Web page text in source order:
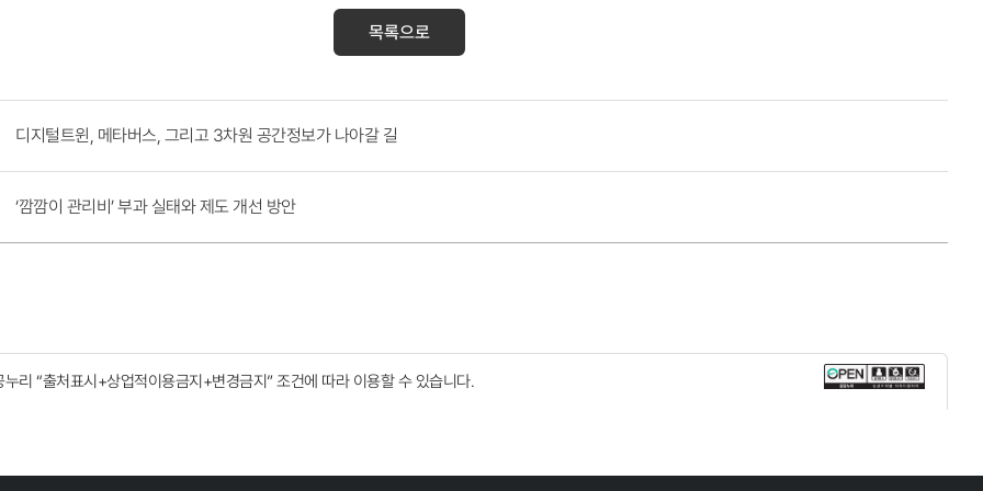
목록으로
디지털트윈, 메타버스, 그리고 3차원 공간정보가 나아갈 길
‘깜깜이 관리비’ 부과 실태와 제도 개선 방안
누리 “출처표시+상업적이용금지+변경금지”조건에 따라 이용할 수 있습니다.